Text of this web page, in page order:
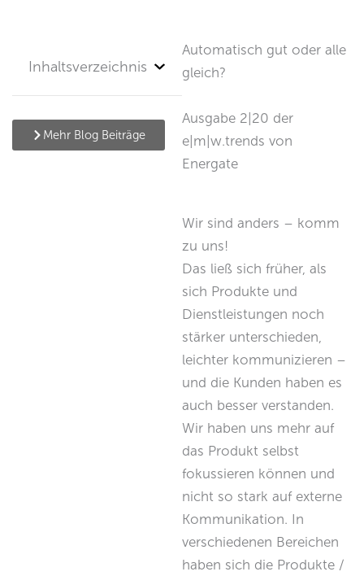
Automatisch gut oder alle
gleich?
Ausgabe 2|20 der
e|m|w.trends von
Energate
Wir sind anders – komm
zu uns!
Das ließ sich früher, als
sich Produkte und
Dienstleistungen noch
stärker unterschieden,
leichter kommunizieren –
und die Kunden haben es
auch besser verstanden.
Wir haben uns mehr auf
das Produkt selbst
fokussieren können und
nicht so stark auf externe
Kommunikation. In
verschiedenen Bereichen
haben sich die Produkte /
Inhaltsverzeichnis
Mehr Blog Beiträge